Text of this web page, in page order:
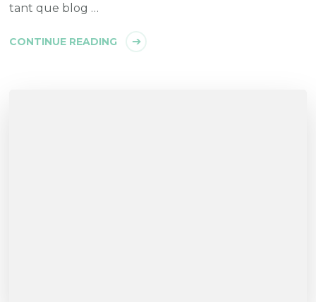
tant que blog …
CONTINUE READING